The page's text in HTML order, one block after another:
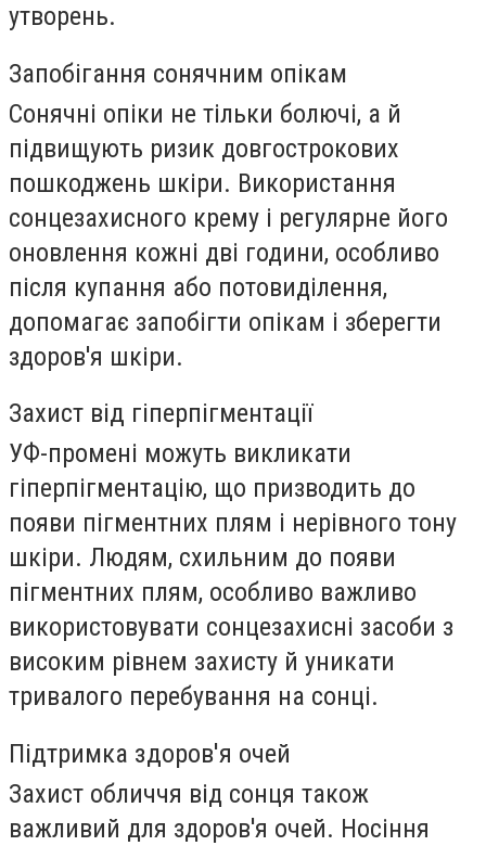
утворень.
Запобігання сонячним опікам
Сонячні опіки не тільки болючі, а й
підвищують ризик довгострокових
пошкоджень шкіри. Використання
сонцезахисного крему і регулярне його
оновлення кожні дві години, особливо
після купання або потовиділення,
допомагає запобігти опікам і зберегти
здоров'я шкіри.
Захист від гіперпігментації
УФ-промені можуть викликати
гіперпігментацію, що призводить до
появи пігментних плям і нерівного тону
шкіри. Людям, схильним до появи
пігментних плям, особливо важливо
використовувати сонцезахисні засоби з
високим рівнем захисту й уникати
тривалого перебування на сонці.
Підтримка здоров'я очей
Захист обличчя від сонця також
важливий для здоров'я очей. Носіння